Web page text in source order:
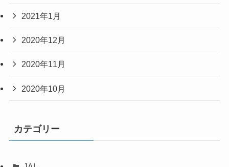
2021年1月
2020年12月
2020年11月
2020年10月
カテゴリー